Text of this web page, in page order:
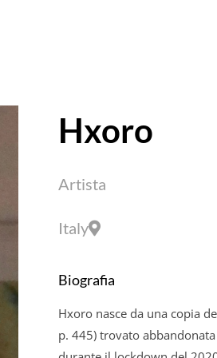
Hxoro
Artista
Italy
Biografia
Hxoro nasce da una copia
p. 445) trovato